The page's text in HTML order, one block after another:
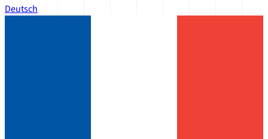
Deutsch